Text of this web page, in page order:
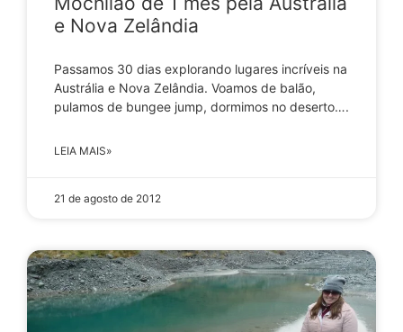
e Nova Zelândia
Passamos 30 dias explorando lugares incríveis na
Austrália e Nova Zelândia. Voamos de balão,
pulamos de bungee jump, dormimos no deserto….
LEIA MAIS»
21 de agosto de 2012